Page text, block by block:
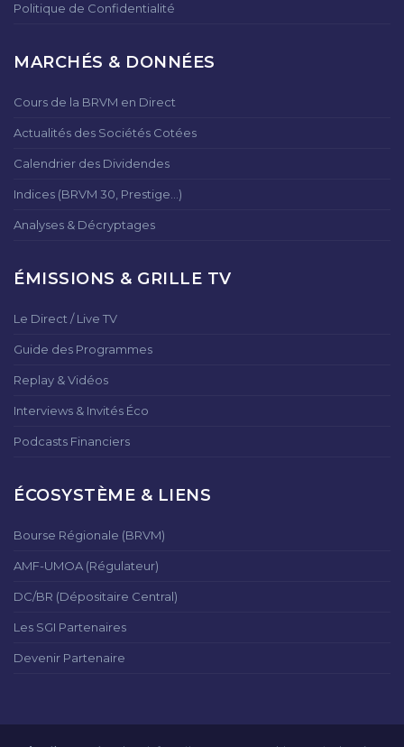
Politique de Confidentialité
MARCHÉS & DONNÉES
Cours de la BRVM en Direct
Actualités des Sociétés Cotées
Calendrier des Dividendes
Indices (BRVM 30, Prestige...)
Analyses & Décryptages
ÉMISSIONS & GRILLE TV
Le Direct / Live TV
Guide des Programmes
Replay & Vidéos
Interviews & Invités Éco
Podcasts Financiers
ÉCOSYSTÈME & LIENS
Bourse Régionale (BRVM)
AMF-UMOA (Régulateur)
DC/BR (Dépositaire Central)
Les SGI Partenaires
Devenir Partenaire